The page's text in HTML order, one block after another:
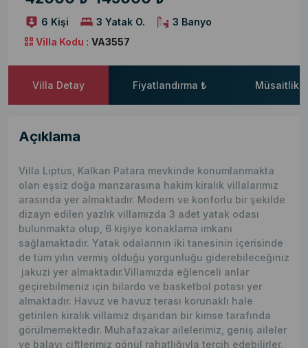
6 Kişi 3 Yatak O.
3 Banyo
Villa Kodu : VA3557
Villa Detay Fiyatlandırma ₺ Müsaitlik
Açıklama
Villa Liptus, Kalkan Patara mevkinde konumlanmakta
olan eşsiz doğa manzarasına hakim kiralık villalarımız
arasında yer almaktadır. Modern ve konforlu bir şekilde
dizayn edilen yazlık villamızda 3 adet yatak odası
bulunmakta olup, 6 kişiye konaklama imkanı
sağlamaktadır. Yatak odalarının iki tanesinin içerisinde
de tüm yılın vermiş olduğu yorgunluğu giderebileceğiniz
jakuzi yer almaktadır.Villamızda eğlenceli anlar
geçirebilmeniz için bilardo ve basketbol potası yer
almaktadır. Havuz ve havuz terası korunaklı hale
getirilen kiralık villamız dışarıdan bir kimse tarafında
görülmemektedir. Muhafazakar ailelerimiz, geniş aileler
ve balayı çiftlerimiz gönül rahatlığıyla tercih edebilirler.